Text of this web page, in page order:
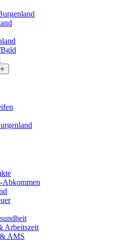
Abkommen
Arbeitszeit
AMS